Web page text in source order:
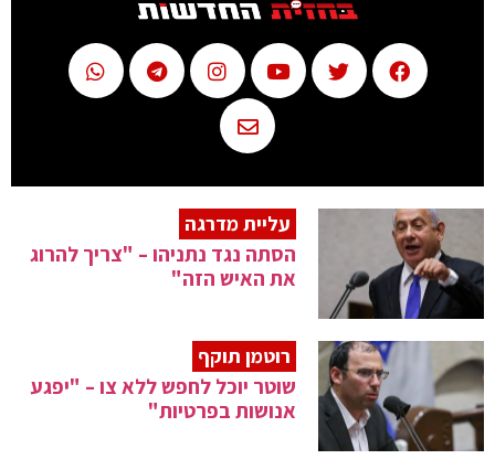
עליית מדרגה
הסתה נגד נתניהו – "צריך להרוג
את האיש הזה"
רוטמן תוקף
שוטר יוכל לחפש ללא צו – "יפגע
אנושות בפרטיות"